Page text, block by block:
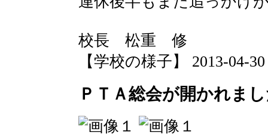
校長 松重 修
【学校の様子】 2013-04-
ＰＴＡ総会が開かれま